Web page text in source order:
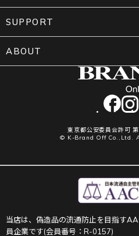
facebook
東京都公安委員会許可
© K-Brand Off Co.,Ltd.
SUPPORT
ABOUT
当店は、偽造品の流通防止を目指す
員企業です(会員番号：R-0157)